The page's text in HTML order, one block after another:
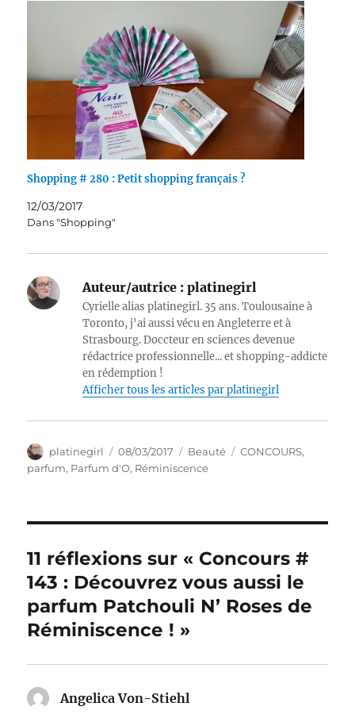
Shopping # 280 : Petit shopping français ?
12/03/2017
Dans "Shopping"
Auteur/autrice : platinegirl
Cyrielle alias platinegirl. 35 ans. Toulousaine à
Toronto, j'ai aussi vécu en Angleterre et à
Strasbourg. Doccteur en sciences devenue
rédactrice professionnelle... et shopping-addicte
en rédemption !
Afficher tous les articles par platinegirl
Auteur
platinegirl
Publié
le
08/03/2017 Catégories
Beauté Étiquettes
CONCOURS,
parfum, Parfum d'O, Réminiscence
11 réflexions sur « Concours #
143 : Découvrez vous aussi le
parfum Patchouli N’ Roses de
Réminiscence ! »
Angelica Von-Stiehl